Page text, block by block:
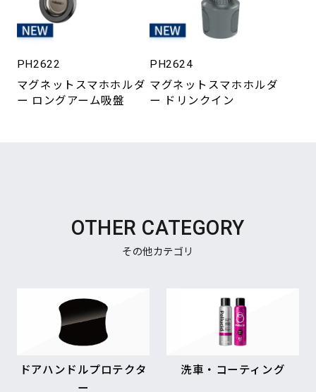
PH2622
マグネットスマホホルダ
ー ロングアーム吸盤
PH2624
マグネットスマホホルダ
ー ドリンクイン
OTHER CATEGORY
その他カテゴリ
ドアハンドルプロテクタ
ー
洗車・コーティング